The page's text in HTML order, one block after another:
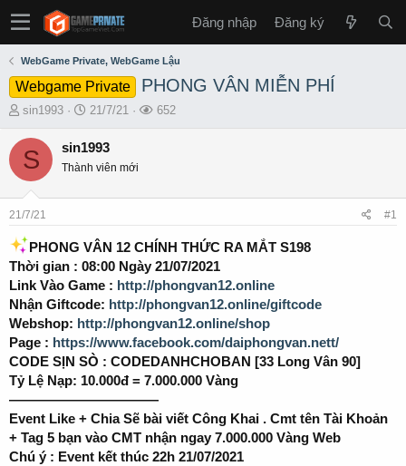
Đăng nhập Đăng ký
WebGame Private, WebGame Lậu
Webgame Private PHONG VÂN MIỄN PHÍ
T
r
e
s
a
r
t
e
r
sin1993
S
a
t
e
21/7/21
L
652
S sin1993
Thành viên mới
21/7/21 #1
PHONG VÂN 12 CHÍNH THỨC RA MẮT S198
Thời gian : 08:00 Ngày 21/07/2021
Link Vào Game : http://phongvan12.online
Nhận Giftcode: http://phongvan12.online/giftcode
Webshop: http://phongvan12.online/shop
Page : https://www.facebook.com/daiphongvan.nett/
CODE SỊN SÒ : CODEDANHCHOBAN [33 Long Vân 90]
Tỷ Lệ Nạp: 10.000đ = 7.000.000 Vàng
———————————
Event Like + Chia Sẽ bài viết Công Khai . Cmt tên Tài Khoản
+ Tag 5 bạn vào CMT nhận ngay 7.000.000 Vàng Web
Chú ý : Event kết thúc 22h 21/07/2021